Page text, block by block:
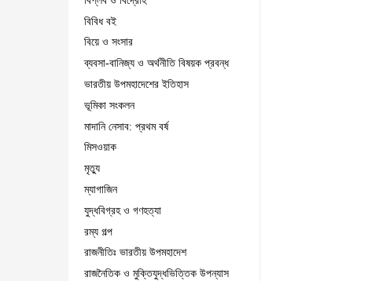
বিবিধ বই
বিয়ে ও সংসার
ব্যবসা-বানিজ্য ও অর্থনীতি বিষয়ক প্রবন্ধ
ভারতীয় উপমহাদেশের ইতিহাস
ভূমিকা সংকলন
মাদানি নেসাব: প্রথম বর্ষ
মিসওয়াক
মৃত্যু
ম্যাগাজিন
যুদ্ধবিগ্রহ ও গণহত্যা
রম্য গল্প
রাজনীতিঃ ভারতীয় উপমহাদেশ
রাজনৈতিক ও মুক্তিযুদ্ধভিত্তিক উপন্যাস